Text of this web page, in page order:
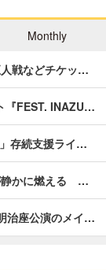
Monthly
戦などチケッ…
『FEST. INAZU…
存続支援ライ…
静かに燃える …
治座公演のメイ…